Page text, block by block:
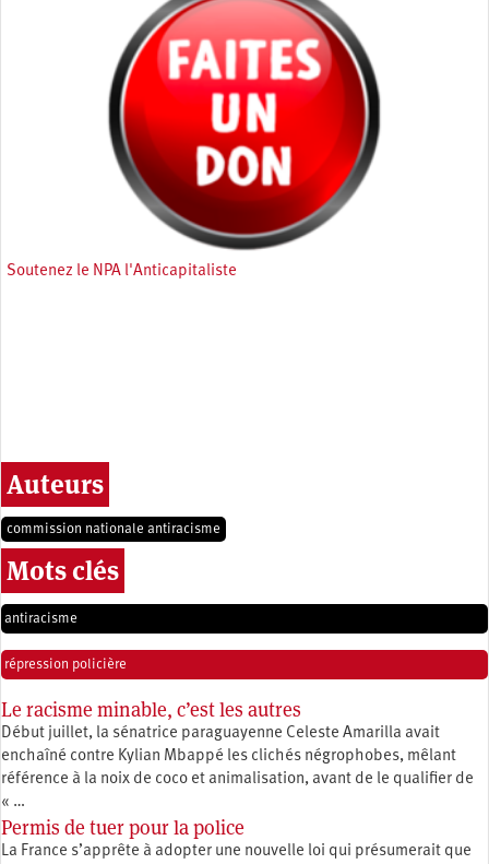
Soutenez le NPA l'Anticapitaliste
Auteurs
commission nationale antiracisme
Mots clés
antiracisme
répression policière
Le racisme minable, c’est les autres
Début juillet, la sénatrice paraguayenne Celeste Amarilla avait
enchaîné contre Kylian Mbappé les clichés négrophobes, mêlant
référence à la noix de coco et animalisation, avant de le qualifier de
« …
Permis de tuer pour la police
La France s’apprête à adopter une nouvelle loi qui présumerait que